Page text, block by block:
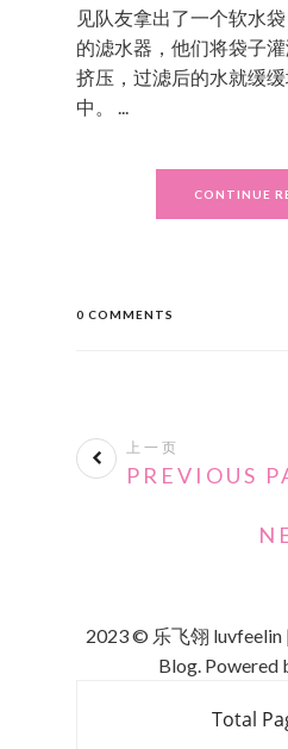
见队友拿出了一个软水
的滤水器，他们将袋子
挤压，过滤后的水就缓
中。 ...
CONTINUE
0 COMMENTS
上一页
PREVIOUS
2023 © 乐飞翎 luvfeelin
Blog. Powered
Total